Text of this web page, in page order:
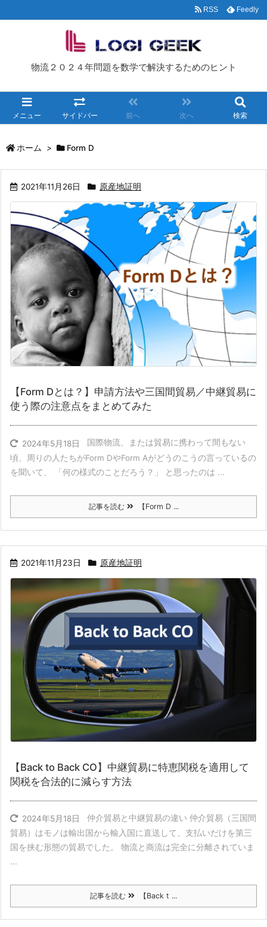
物流２０２４年問題を数学で解決するためのヒント
メニュー サイドバー 前へ 次へ 検索
RSS Feedly
ホーム > Form D
2021年11月26日 原産地証明
【Form Dとは？】申請方法や三国間貿易／中継貿易に
使う際の注意点をまとめてみた
2024年5月18日
国際物流、または貿易に携わって間もない
頃、周りの人たちがForm DやForm Aがどうのこうの言っているの
を聞いて、 「何の様式のことだろう？」 と思ったのは ...
記事を読む 【Form D ...
2021年11月23日 原産地証明
【Back to Back CO】中継貿易に特恵関税を適用して
関税を合法的に減らす方法
2024年5月18日
仲介貿易と中継貿易の違い 仲介貿易（三国間
貿易）はモノは輸出国から輸入国に直送して、支払いだけを第三
国を挟む形態の貿易でした。 物流と商流は完全に分離されていま
...
記事を読む 【Back t ...